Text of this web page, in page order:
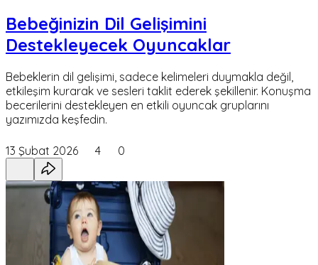
Bebeğinizin Dil Gelişimini
Destekleyecek Oyuncaklar
Bebeklerin dil gelişimi, sadece kelimeleri duymakla değil,
etkileşim kurarak ve sesleri taklit ederek şekillenir. Konuşma
becerilerini destekleyen en etkili oyuncak gruplarını
yazımızda keşfedin.
13 Şubat 2026 4 0